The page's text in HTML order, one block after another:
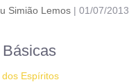
Simião Lemos |01/07/2013
Espíritos